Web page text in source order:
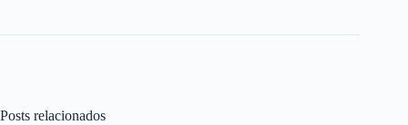
Posts relacionados